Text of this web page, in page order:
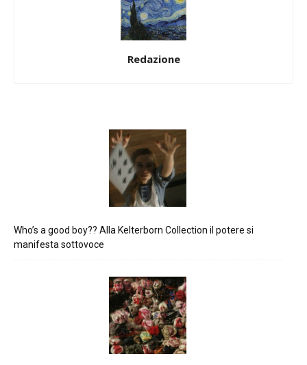
Redazione
Who’s a good boy?? Alla Kelterborn Collection il potere si
manifesta sottovoce